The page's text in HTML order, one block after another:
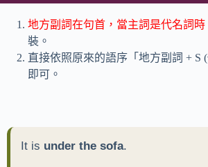
地方副詞在句首，當主詞是代名詞時
裝。
直接依照原來的語序「地方副詞 + S (
即可。
It is under the sofa.